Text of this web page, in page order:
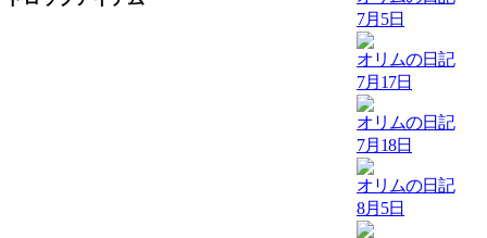
7月5日
オリムの日記
7月17日
オリムの日記
7月18日
オリムの日記
8月5日